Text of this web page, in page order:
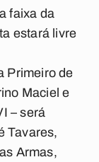
faixa da
estará livre
Primeiro de
Maciel e
– será
Tavares,
Armas,